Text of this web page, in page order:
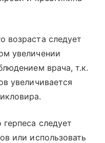
возраста следует
увеличении
врача, т.к.
увеличивается
следует
или использовать